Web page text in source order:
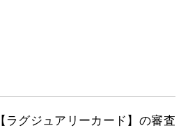
ラグジュアリーカード】の審査